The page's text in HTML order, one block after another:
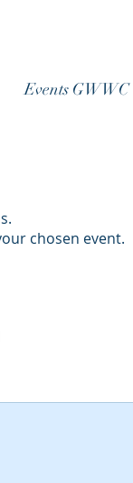
Events GWWC
chosen event.